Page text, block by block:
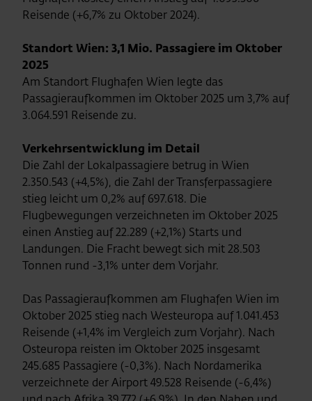
Reisende (+6,7% zu Oktober 2024).
Standort Wien: 3,1 Mio. Passagiere im Oktober
2025
Am Standort Flughafen Wien legte das
Passagieraufkommen im Oktober 2025 um 3,7% auf
3.064.591 Reisende zu.
Verkehrsentwicklung im Detail
Die Zahl der Lokalpassagiere betrug in Wien
2.350.543 (+4,5%), die Zahl der Transferpassagiere
stieg leicht um 0,2% auf 697.618. Die
Flugbewegungen verzeichneten im Oktober 2025
einen Anstieg auf 22.289 (+2,1%) Starts und
Landungen. Die Fracht bewegt sich mit 28.503
Tonnen rund -3,1% unter dem Vorjahr.
Das Passagieraufkommen am Flughafen Wien im
Oktober 2025 stieg nach Westeuropa auf 1.041.453
Reisende (+1,4% im Vergleich zum Vorjahr). Nach
Osteuropa reisten im Oktober 2025 insgesamt
245.685 Passagiere (-0,3%). Nach Nordamerika
verzeichnete der Airport 49.528 Reisende (-6,4%)